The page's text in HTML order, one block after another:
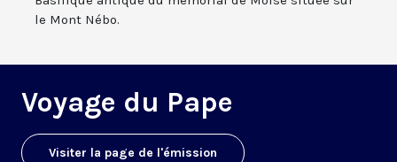
le Mont Nébo.
Voyage du Pape
Visiter la page de l'émission